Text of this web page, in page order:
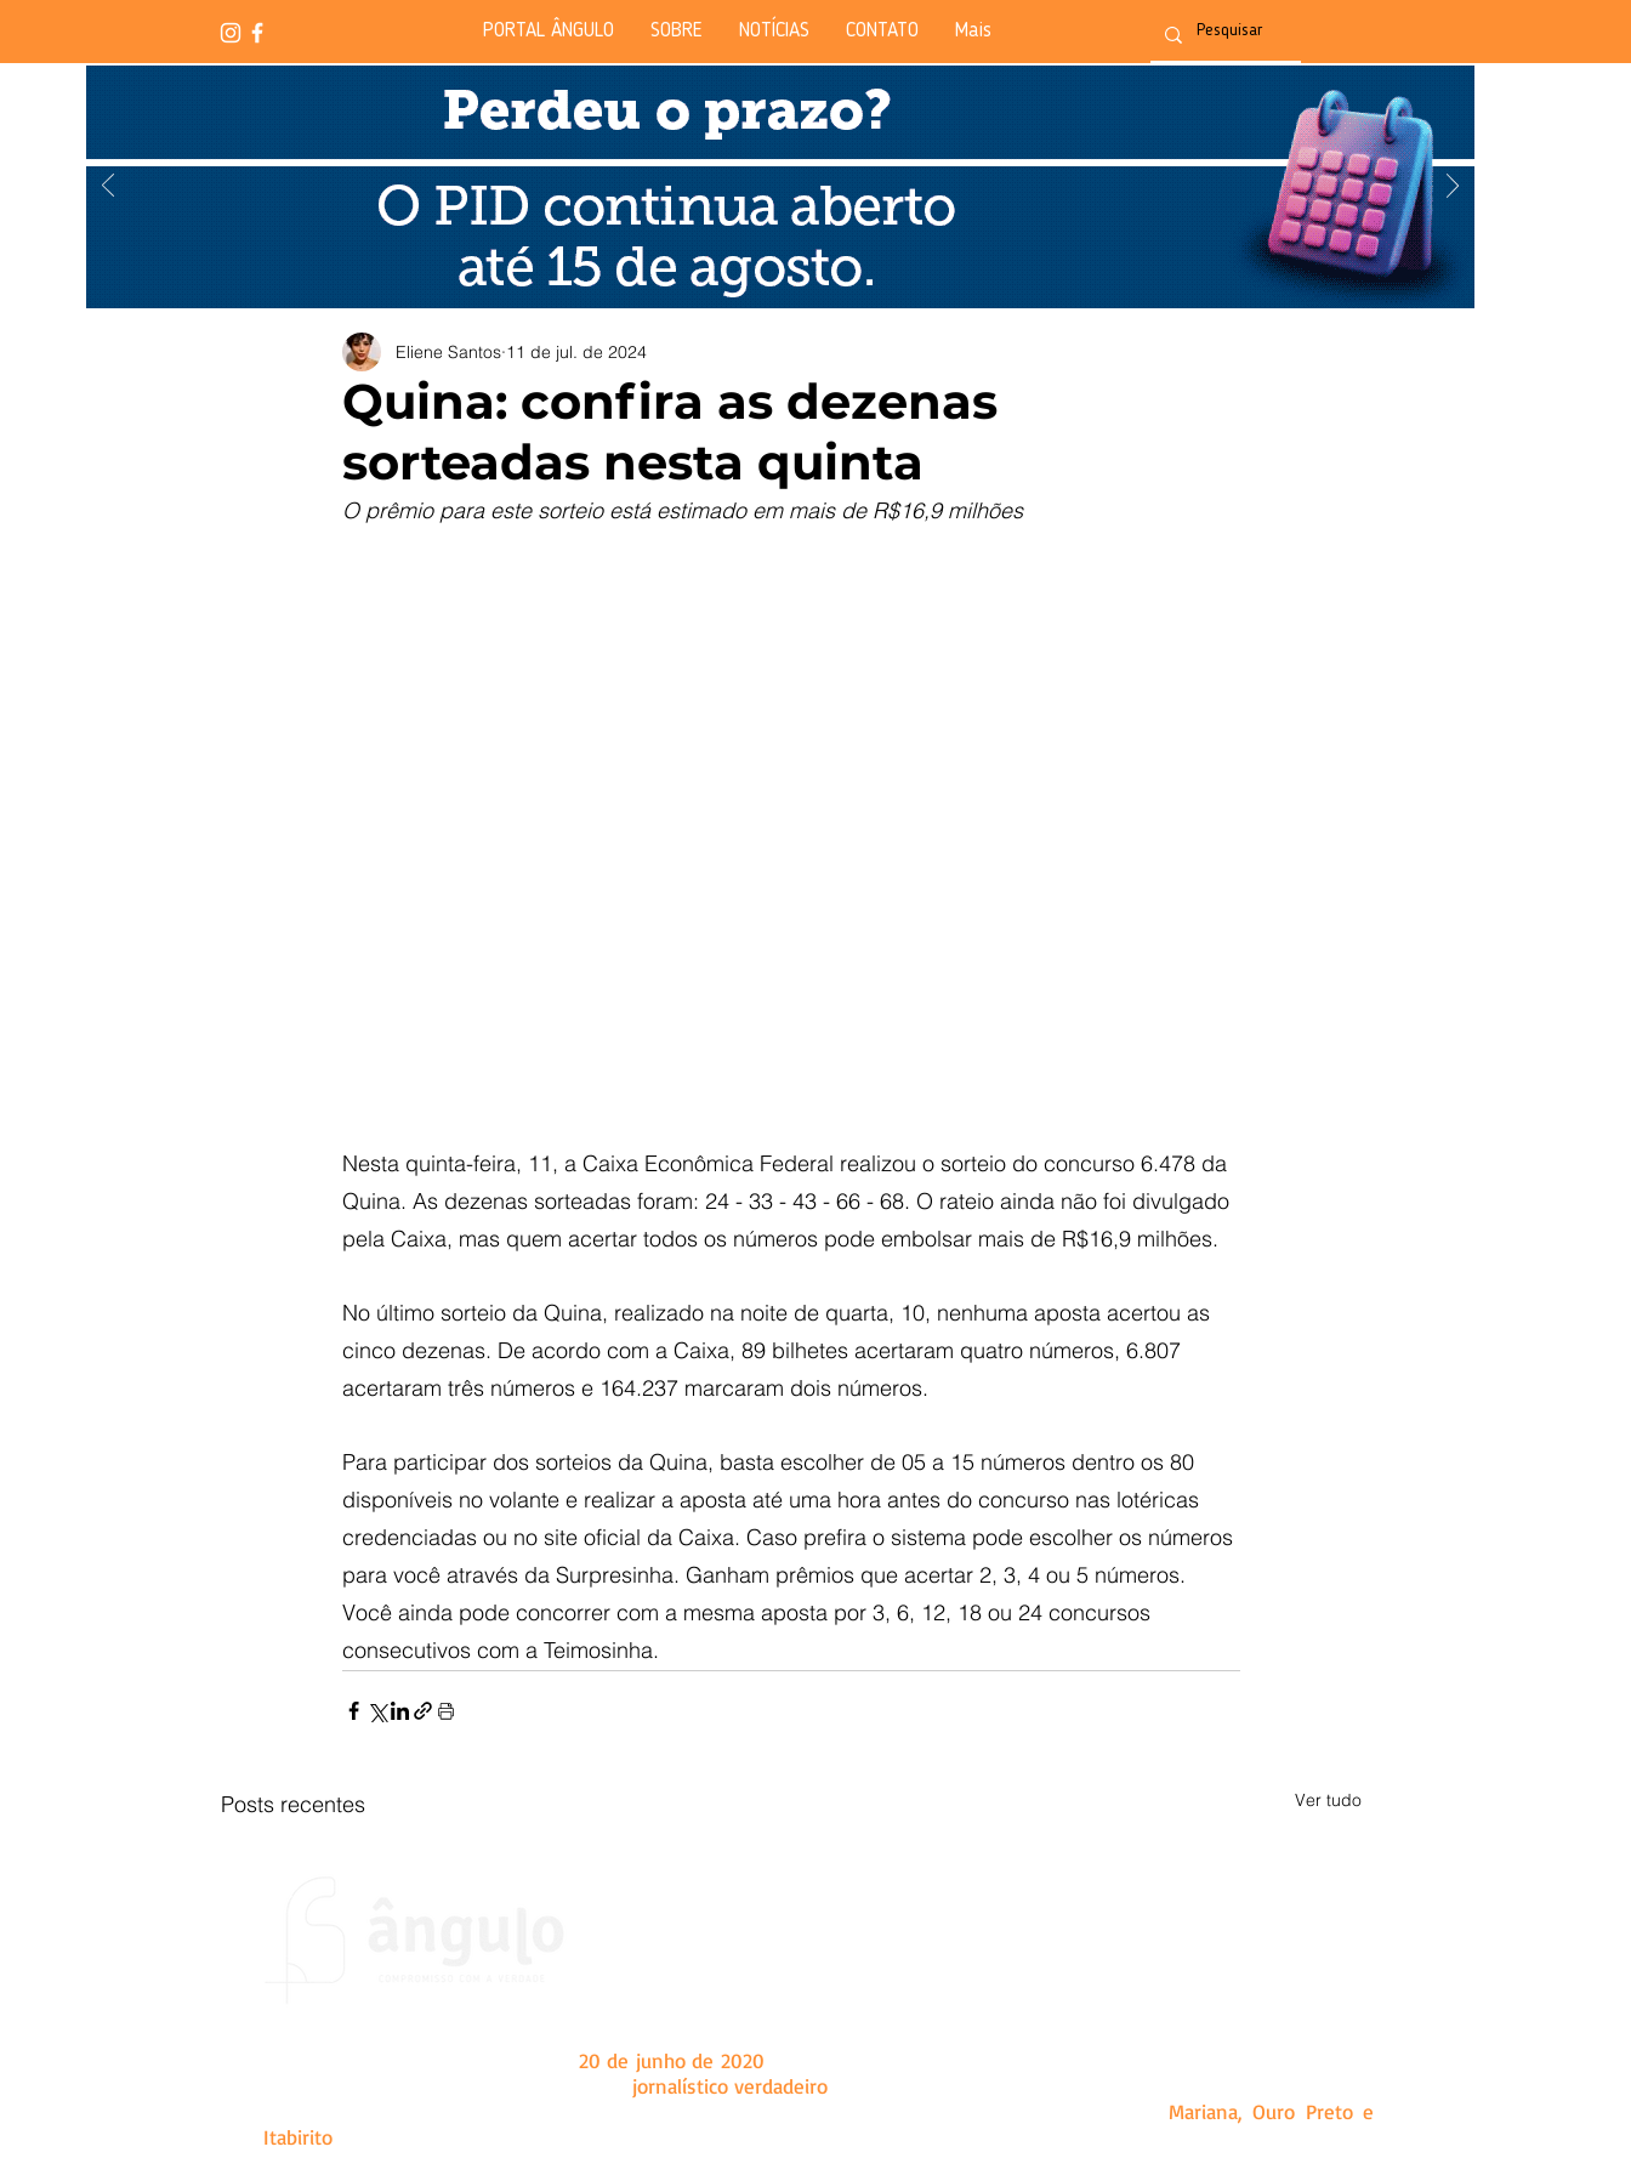
PORTAL ÂNGULO SOBRE NOTÍCIAS CONTATO Mais
Quina: confira as dezenas
sorteadas nesta quinta
Eliene Santos 11 de jul. de 2024
O prêmio para este sorteio está estimado em mais de R$16,9 milhões
Nesta quinta-feira, 11, a Caixa Econômica Federal realizou o sorteio do concurso 6.478 da
Quina. As dezenas sorteadas foram: 24 - 33 - 43 - 66 - 68. O rateio ainda não foi divulgado
pela Caixa, mas quem acertar todos os números pode embolsar mais de R$16,9 milhões.
No último sorteio da Quina, realizado na noite de quarta, 10, nenhuma aposta acertou as
cinco dezenas. De acordo com a Caixa, 89 bilhetes acertaram quatro números, 6.807
acertaram três números e 164.237 marcaram dois números.
Para participar dos sorteios da Quina, basta escolher de 05 a 15 números dentro os 80
disponíveis no volante e realizar a aposta até uma hora antes do concurso nas lotéricas
credenciadas ou no site oficial da Caixa. Caso prefira o sistema pode escolher os números
para você através da Surpresinha. Ganham prêmios que acertar 2, 3, 4 ou 5 números.
Você ainda pode concorrer com a mesma aposta por 3, 6, 12, 18 ou 24 concursos
consecutivos com a Teimosinha.
Posts recentes Ver tudo
O portal Ângulo foi fundado no dia20 de junho de 2020
jornalístico verdadeiro
Mariana, Ouro Preto e
Itabirito